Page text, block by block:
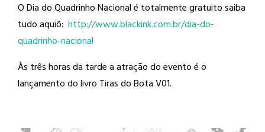
O Dia do Quadrinho Nacional é totalmente gratuito saiba
tudo aquiô: http://www.blackink.com.br/dia-do-
quadrinho-nacional
Às três horas da tarde a atração do evento é o
lançamento do livro Tiras do Bota V01.